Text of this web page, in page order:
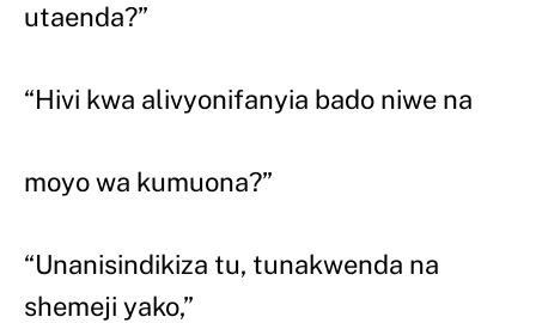
utaenda?”
“Hivi kwa alivyonifanyia bado niwe na
moyo wa kumuona?”
“Unanisindikiza tu, tunakwenda na
shemeji yako,”